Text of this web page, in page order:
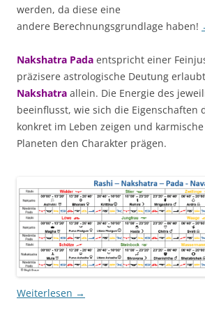
werden, da diese eine
andere Berechnungsgrundlage haben!
Nakshatra Pada entspricht einer
präzisere astrologische Deutung
Nakshatra allein. Die Energie des
beeinflusst, wie sich die Eigenschaften
konkret im Leben zeigen und
Planeten den Charakter prägen.
Weiterlesen →